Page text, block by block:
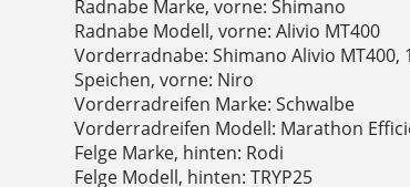
Radnabe Marke, vorne: Shimano
Radnabe Modell, vorne: Alivio MT400
Vorderradnabe: Shimano Alivio MT400,
Speichen, vorne: Niro
Vorderradreifen Marke: Schwalbe
Vorderradreifen Modell: Marathon
Felge Marke, hinten: Rodi
Felge Modell, hinten: TRYP25